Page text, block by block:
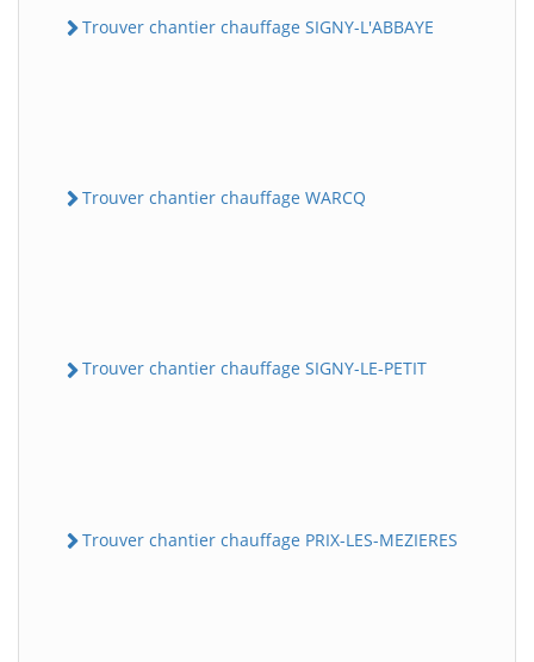
Trouver chantier chauffage SIGNY-L'ABBAYE
Trouver chantier chauffage WARCQ
Trouver chantier chauffage SIGNY-LE-PETIT
Trouver chantier chauffage PRIX-LES-MEZIERES